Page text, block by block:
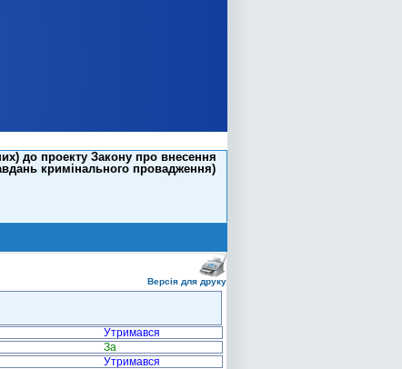
до проекту Закону про внесення
кримінального провадження)
Версія для друку
Утримався
За
Утримався